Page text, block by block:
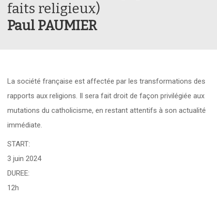
faits religieux)
Paul PAUMIER
La société française est affectée par les transformations des
rapports aux religions. Il sera fait droit de façon privilégiée aux
mutations du catholicisme, en restant attentifs à son actualité
immédiate.
START:
3 juin 2024
DUREE:
12h